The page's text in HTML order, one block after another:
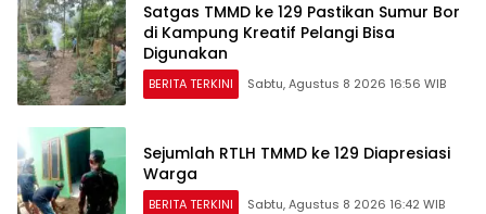
Satgas TMMD ke 129 Pastikan Sumur Bor
di Kampung Kreatif Pelangi Bisa
Digunakan
BERITA TERKINI Sabtu, Agustus 8 2026 16:56 WIB
Sejumlah RTLH TMMD ke 129 Diapresiasi
Warga
BERITA TERKINI Sabtu, Agustus 8 2026 16:42 WIB